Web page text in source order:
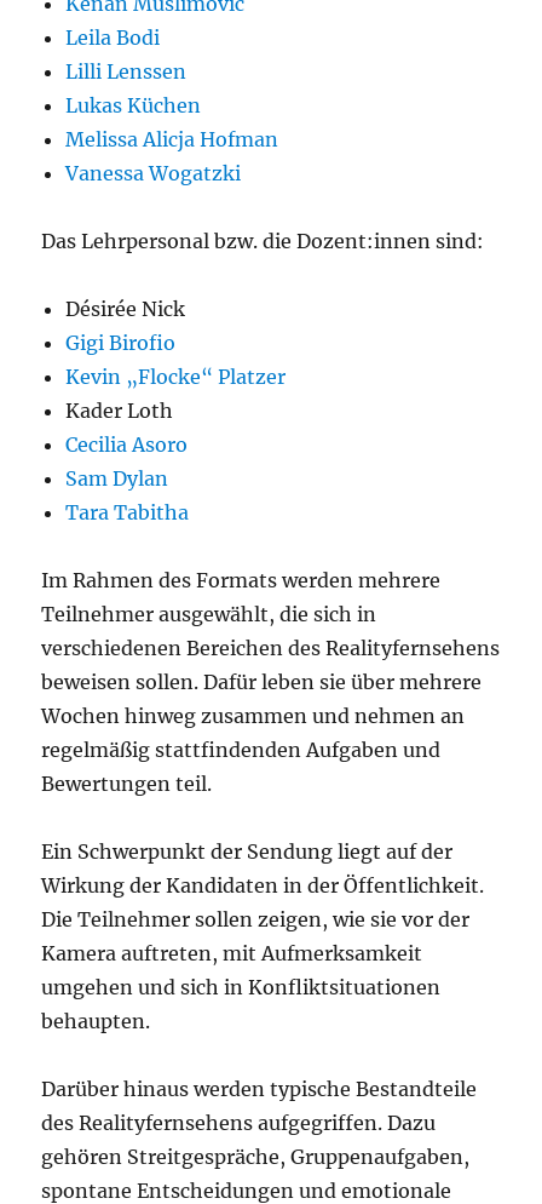
Leila Bodi
Lilli Lenssen
Lukas Küchen
Melissa Alicja Hofman
Vanessa Wogatzki
Das Lehrpersonal bzw. die Dozent:innen sind:
Désirée Nick
Gigi Birofio
Kevin „Flocke“ Platzer
Kader Loth
Cecilia Asoro
Sam Dylan
Tara Tabitha
Im Rahmen des Formats werden mehrere
Teilnehmer ausgewählt, die sich in
verschiedenen Bereichen des Realityfernsehens
beweisen sollen. Dafür leben sie über mehrere
Wochen hinweg zusammen und nehmen an
regelmäßig stattfindenden Aufgaben und
Bewertungen teil.
Ein Schwerpunkt der Sendung liegt auf der
Wirkung der Kandidaten in der Öffentlichkeit.
Die Teilnehmer sollen zeigen, wie sie vor der
Kamera auftreten, mit Aufmerksamkeit
umgehen und sich in Konfliktsituationen
behaupten.
Darüber hinaus werden typische Bestandteile
des Realityfernsehens aufgegriffen. Dazu
gehören Streitgespräche, Gruppenaufgaben,
spontane Entscheidungen und emotionale